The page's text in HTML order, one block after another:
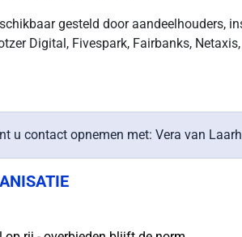
gesteld door
Digital, Fivespark, Fairbanks,
u contact opnemen met: Vera van